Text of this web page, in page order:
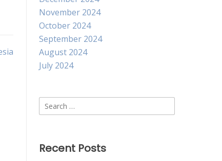
November 2024
October 2024
September 2024
August 2024
July 2024
Search
for:
Recent Posts